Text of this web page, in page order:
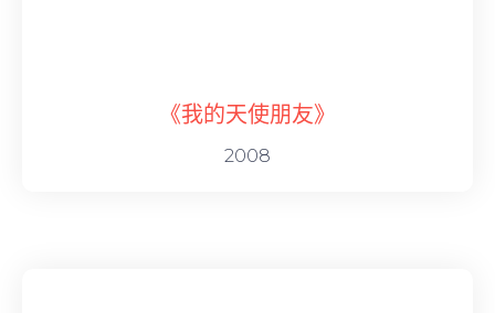
《我的天使朋友》
2008